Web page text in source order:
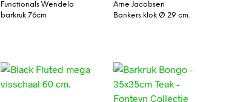
Functionals Wendela
barkruk 76cm
Arne Jacobsen
Bankers klok Ø 29 cm.